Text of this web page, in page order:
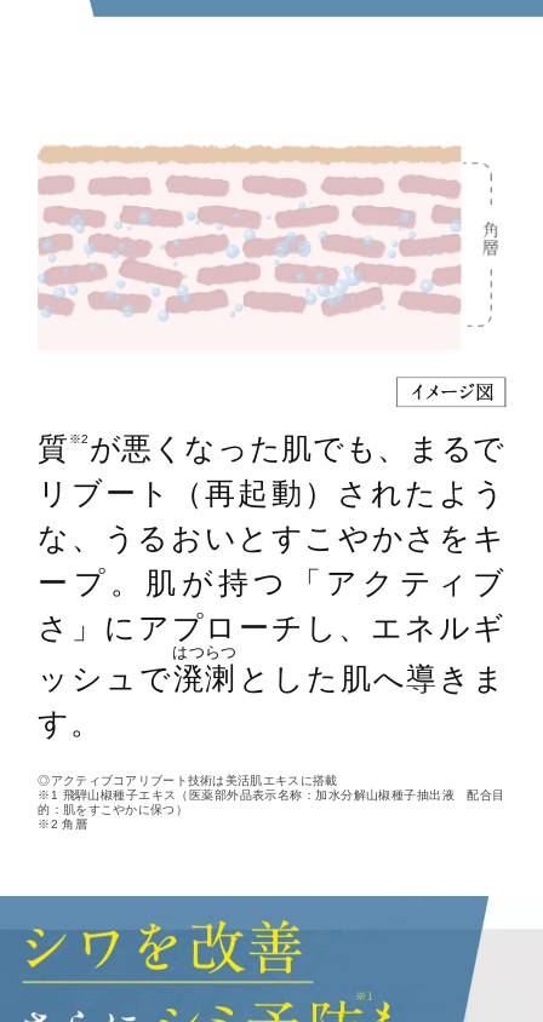
質 ※2 が悪くなった肌でも、まるで
リブート（再起動）されたよう
な、うるおいとすこやかさをキ
ープ。肌が持つ「アクティブ
さ」にアプローチし、エネルギ
ッシュで溌溂
はつらつ
とした肌へ導きま
す。
◎アクティブコアリブート技術は美活肌エキスに搭載
※1 飛騨山椒種子エキス（医薬部外品表示名称：加水分解山椒種子抽出液 配合目
的：肌をすこやかに保つ）
※2 角層